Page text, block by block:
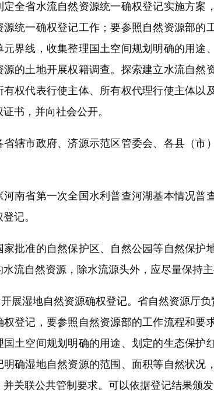
定全省水流自然资源统一确权登记实施方案
源统一确权登记工作；要参照自然资源部的
元界线，收集整理国土空间规划明确的用途
源的土地开展权籍调查。探索建立水流自然
有权代表行使主体、所有权代理行使主体以
证书，并向社会公开。
市政府、济源示范区管委会、各县（市
省第一次全国水利普查河湖基本情况普
记。
准的自然保护区、自然公园等自然保护
水流自然资源，除水流源头外，应尽量保持
湿地自然资源确权登记。省自然资源厅负
权登记，要参照自然资源部的工作流程和要
国土空间规划明确的用途、划定的生态保护
明确湿地自然资源的范围、面积等自然状况
并关联公共管制要求。可以依据登记结果颁